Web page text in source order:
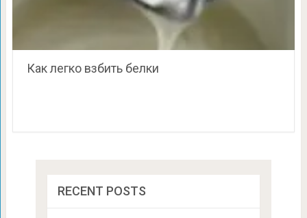
Как легко взбить белки
RECENT POSTS